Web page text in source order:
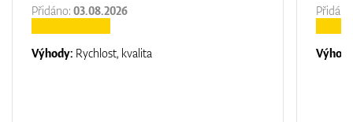
Přidáno: 03.08.2026
Výhody: Rychlost, kvalita